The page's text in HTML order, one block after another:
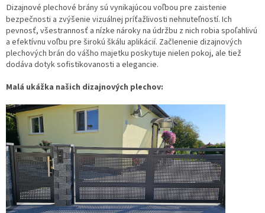
Dizajnové plechové brány sú vynikajúcou voľbou pre zaistenie
bezpečnosti a zvýšenie vizuálnej príťažlivosti nehnuteľností. Ich
pevnosť, všestrannosť a nízke nároky na údržbu z nich robia spoľahlivú
a efektívnu voľbu pre širokú škálu aplikácií. Začlenenie dizajnových
plechových brán do vášho majetku poskytuje nielen pokoj, ale tiež
dodáva dotyk sofistikovanosti a elegancie.
Malá ukážka našich dizajnových plechov: